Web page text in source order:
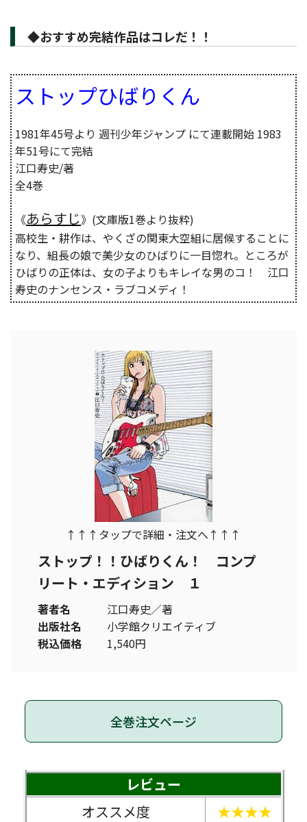
◆おすすめ完結作品はコレだ！！
ストップひばりくん
1981年45号より 週刊少年ジャンプ にて連載開始 1983
年51号にて完結
江口寿史/著
全4巻
《あらすじ》(文庫版1巻より抜粋)
高校生・耕作は、やくざの関東大空組に居候することに
なり、組長の娘で美少女のひばりに一目惚れ。ところが
ひばりの正体は、女の子よりもキレイな男のコ！ 江口
寿史のナンセンス・ラブコメディ！
↑↑↑タップで詳細・注文へ↑↑↑
ストップ！！ひばりくん！ コンプ
リート・エディション １
著者名
江口寿史／著
出版社名
小学館クリエイティブ
税込価格
1,540円
全巻注文ページ
レビュー
オススメ度
★★★★